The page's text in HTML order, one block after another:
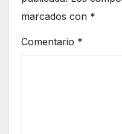
marcados con *
Comentario *